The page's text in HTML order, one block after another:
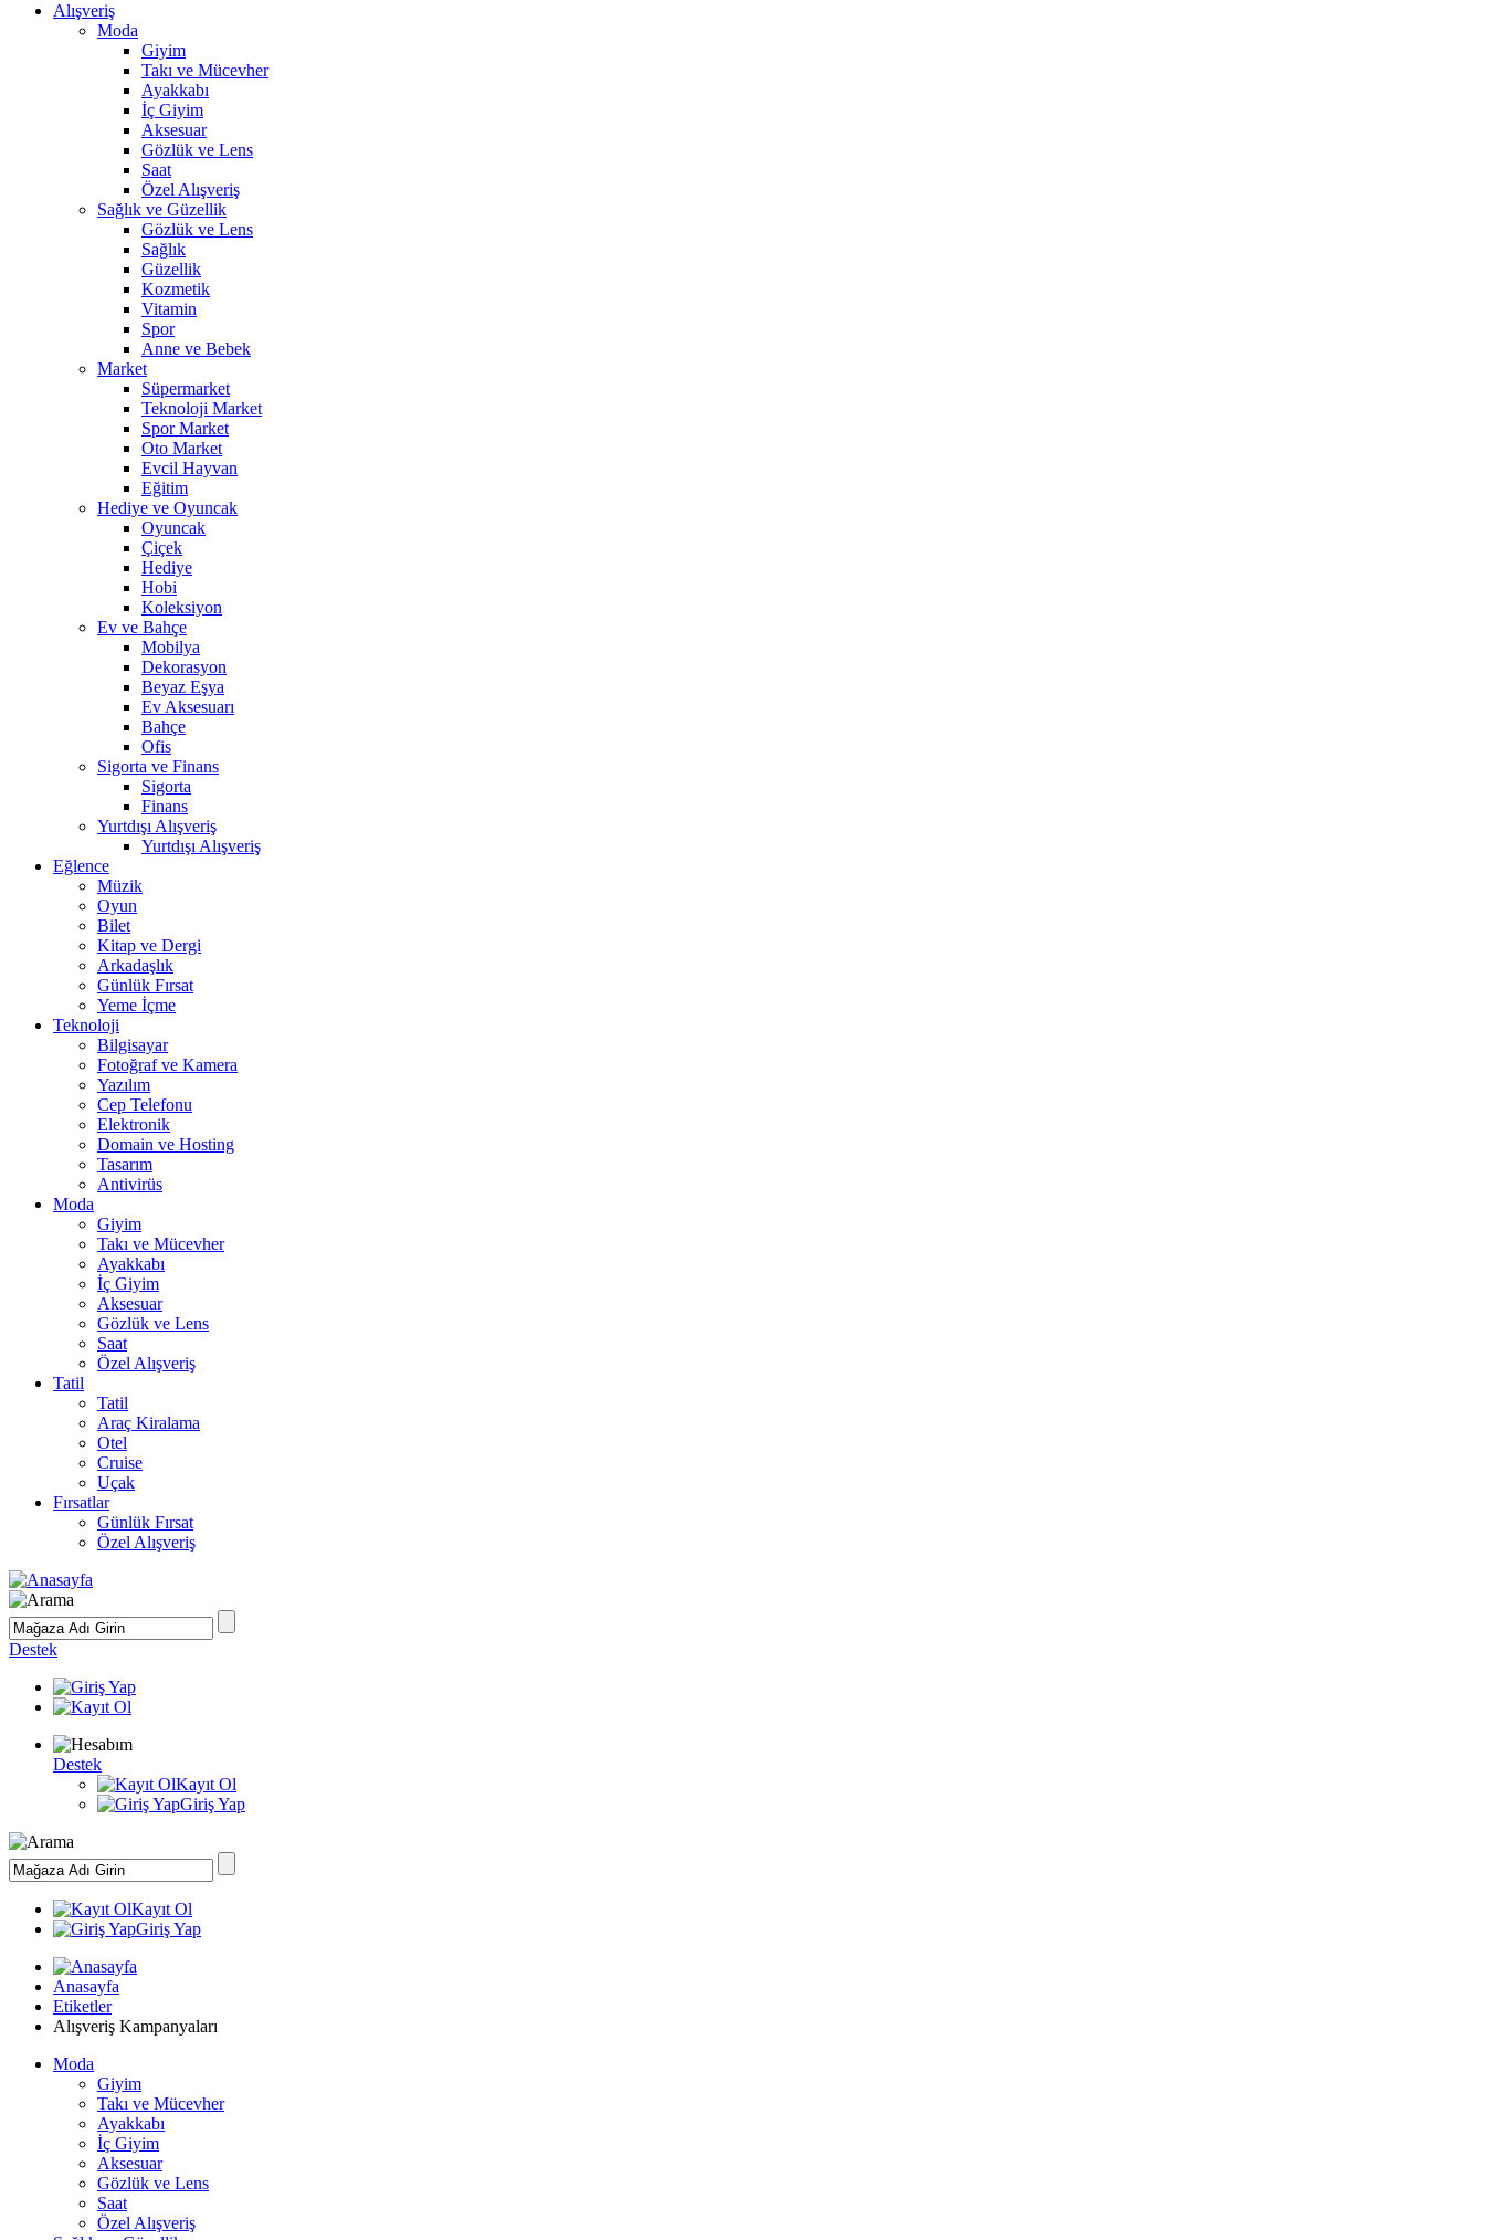
Alışveriş
Moda
Giyim
Takı ve Mücevher
Ayakkabı
İç Giyim
Aksesuar
Gözlük ve Lens
Saat
Özel Alışveriş
Sağlık ve Güzellik
Gözlük ve Lens
Sağlık
Güzellik
Kozmetik
Vitamin
Spor
Anne ve Bebek
Market
Süpermarket
Teknoloji Market
Spor Market
Oto Market
Evcil Hayvan
Eğitim
Hediye ve Oyuncak
Oyuncak
Çiçek
Hediye
Hobi
Koleksiyon
Ev ve Bahçe
Mobilya
Dekorasyon
Beyaz Eşya
Ev Aksesuarı
Bahçe
Ofis
Sigorta ve Finans
Sigorta
Finans
Yurtdışı Alışveriş
Yurtdışı Alışveriş
Eğlence
Müzik
Oyun
Bilet
Kitap ve Dergi
Arkadaşlık
Günlük Fırsat
Yeme İçme
Teknoloji
Bilgisayar
Fotoğraf ve Kamera
Yazılım
Cep Telefonu
Elektronik
Domain ve Hosting
Tasarım
Antivirüs
Moda
Giyim
Takı ve Mücevher
Ayakkabı
İç Giyim
Aksesuar
Gözlük ve Lens
Saat
Özel Alışveriş
Tatil
Tatil
Araç Kiralama
Otel
Cruise
Uçak
Fırsatlar
Günlük Fırsat
Özel Alışveriş
Destek
Destek
Kayıt Ol
Giriş Yap
Kayıt Ol
Giriş Yap
Anasayfa
Etiketler
Alışveriş Kampanyaları
Moda
Giyim
Takı ve Mücevher
Ayakkabı
İç Giyim
Aksesuar
Gözlük ve Lens
Saat
Özel Alışveriş